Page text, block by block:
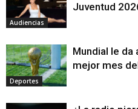
Audiencias
Juventud
Deportes
Mundial le da
mejor mes